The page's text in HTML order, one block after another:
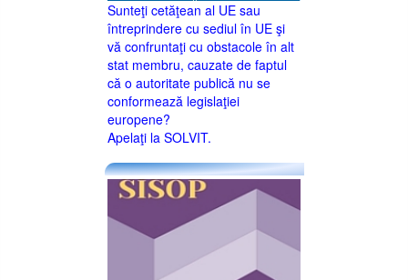
Sunteţi cetăţean al UE sau
întreprindere cu sediul în UE şi
vă confruntaţi cu obstacole în alt
stat membru, cauzate de faptul
că o autoritate publică nu se
conformează legislaţiei
europene?
Apelaţi la SOLVIT.